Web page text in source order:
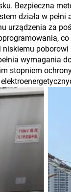
Bezpieczna
działa w
urządzenia za
wymagania
stopniem